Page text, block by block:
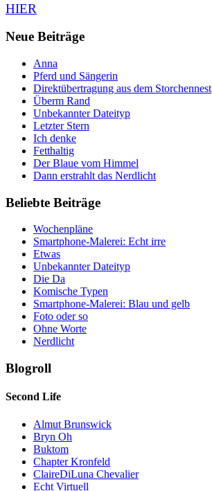
HIER
Neue Beiträge
Anna
Pferd und Sängerin
Direktübertragung aus dem Storchennest
Überm Rand
Unbekannter Dateityp
Letzter Stern
Ich denke
Fetthaltig
Der Blaue vom Himmel
Dann erstrahlt das Nerdlicht
Beliebte Beiträge
Wochenpläne
Smartphone-Malerei: Echt irre
Etwas
Unbekannter Dateityp
Die Da
Komische Typen
Smartphone-Malerei: Blau und gelb
Foto oder so
Ohne Worte
Nerdlicht
Blogroll
Second Life
Almut Brunswick
Bryn Oh
Buktom
Chapter Kronfeld
ClaireDiLuna Chevalier
Echt Virtuell